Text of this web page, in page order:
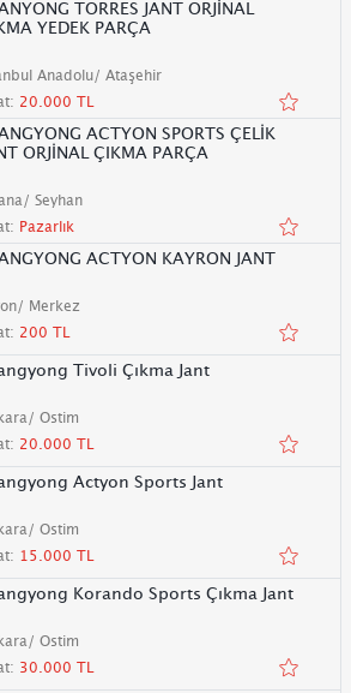
TORRES JANT ORJİNAL
YEDEK PARÇA
Anadolu/ Ataşehir
20.000 TL
ACTYON SPORTS ÇELİK
ORJİNAL ÇIKMA PARÇA
Seyhan
Pazarlık
ACTYON KAYRON JANT
Merkez
200 TL
Tivoli Çıkma Jant
Ostim
20.000 TL
Actyon Sports Jant
Ostim
15.000 TL
Korando Sports Çıkma Jant
Ostim
30.000 TL